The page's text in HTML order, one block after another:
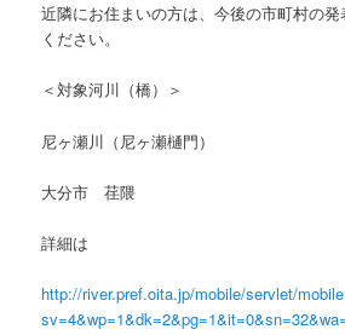
近隣にお住まいの方は、今後の市町村の
ください。
＜対象河川（橋）＞
尼ヶ瀬川（尼ヶ瀬樋門）
大分市 荏隈
詳細は
http://river.pref.oita.jp/mobile/servlet/